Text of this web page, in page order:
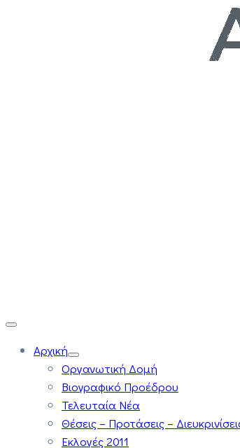
Αρχική
Οργανωτική Δομή
Βιογραφικό Προέδρου
Τελευταία Νέα
Θέσεις – Προτάσεις –
Εκλογές 2011